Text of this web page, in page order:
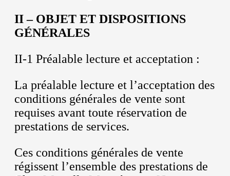
II – OBJET ET DISPOSITIONS
GÉNÉRALES
II-1 Préalable lecture et acceptation :
La préalable lecture et l’acceptation des
conditions générales de vente sont
requises avant toute réservation de
prestations de services.
Ces conditions générales de vente
régissent l’ensemble des prestations de